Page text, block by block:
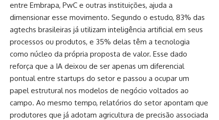
entre Embrapa, PwC e outras instituições, ajuda a
dimensionar esse movimento. Segundo o estudo, 83% das
agtechs brasileiras já utilizam inteligência artificial em seus
processos ou produtos, e 35% delas têm a tecnologia
como núcleo da própria proposta de valor. Esse dado
reforça que a IA deixou de ser apenas um diferencial
pontual entre startups do setor e passou a ocupar um
papel estrutural nos modelos de negócio voltados ao
campo. Ao mesmo tempo, relatórios do setor apontam que
produtores que já adotam agricultura de precisão associada